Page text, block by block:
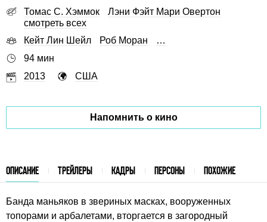
Томас С. Хэммок
Лэни Фэйт Мари Овертон
смотреть всех
Кейт Лин Шейл
Роб Моран
…
94 мин
2013
США
Напомнить о кино
ОПИСАНИЕ ТРЕЙЛЕРЫ КАДРЫ ПЕРСОНЫ ПОХОЖИЕ
Банда маньяков в звериных масках, вооруженных
топорами и арбалетами, вторгается в загородный